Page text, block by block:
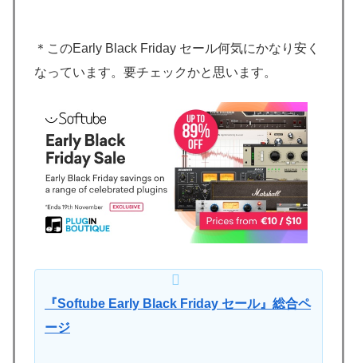
＊このEarly Black Friday セール何気にかなり安く
なっています。要チェックかと思います。
『Softube Early Black Friday セール』総合ペ
ージ